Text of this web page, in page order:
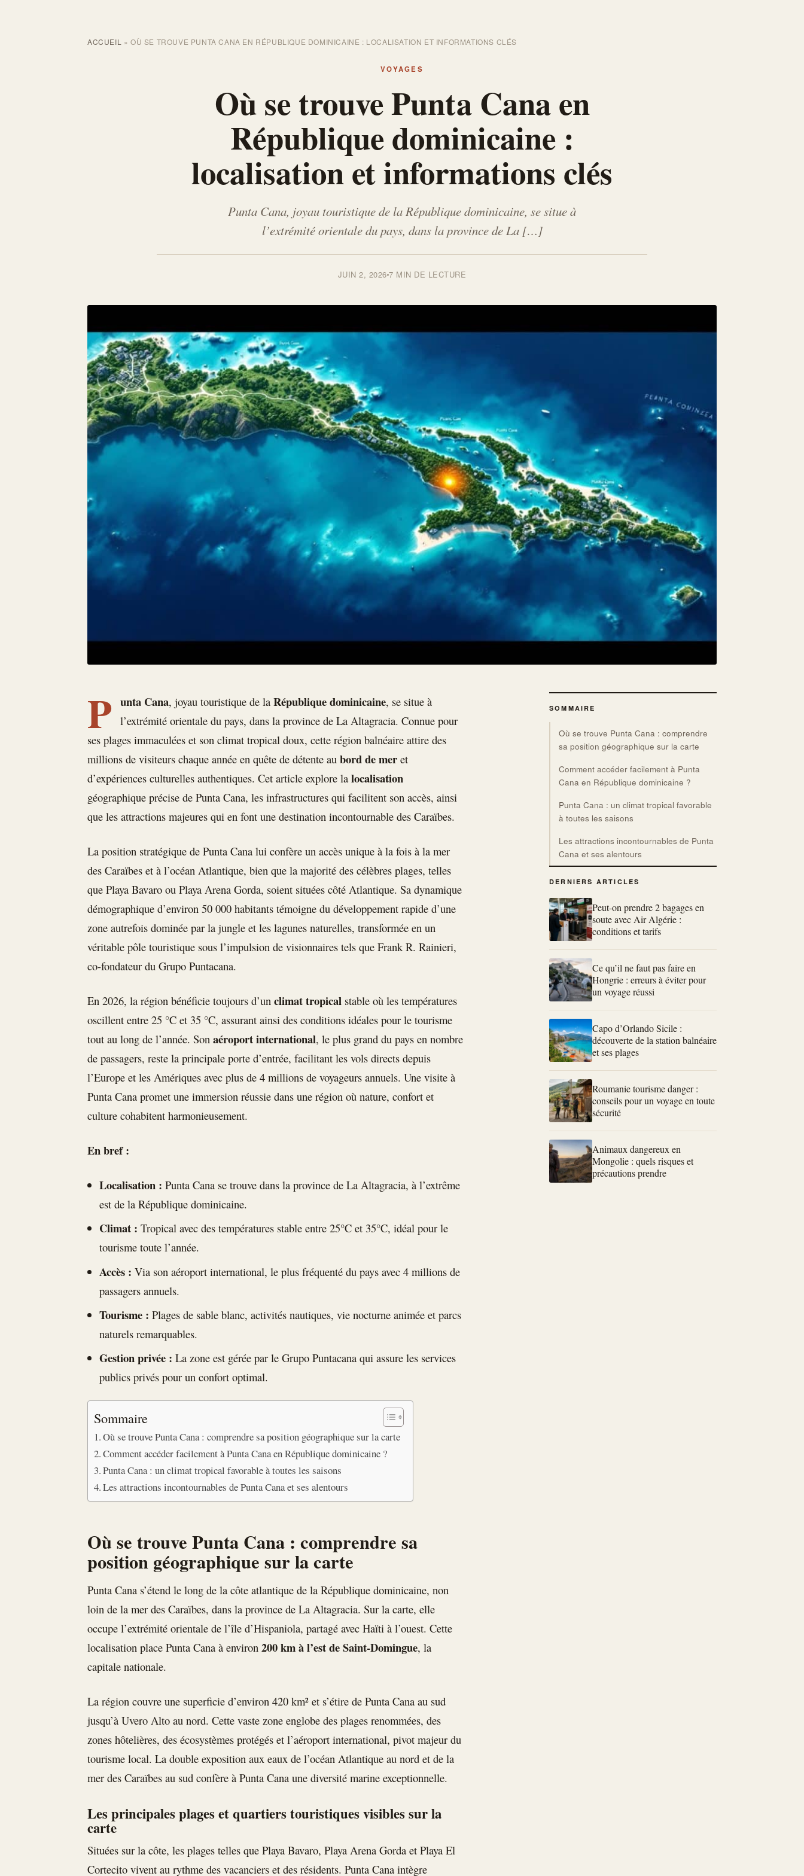
ACCUEIL »OÙ SE TROUVE PUNTA CANA EN RÉPUBLIQUE DOMINICAINE : LOCALISATION ET INFORMATIONS CLÉS
VOYAGES
Où se trouve Punta Cana en
République dominicaine :
localisation et informations clés
Punta Cana, joyau touristique de la République dominicaine, se situe à
l’extrémité orientale du pays, dans la province de La […]
JUIN 2, 2026 7 MIN DE LECTURE
P unta Cana, joyau touristique de la République dominicaine, se situe à
l’extrémité orientale du pays, dans la province de La Altagracia. Connue pour
ses plages immaculées et son climat tropical doux, cette région balnéaire attire des
millions de visiteurs chaque année en quête de détente au bord de mer et
d’expériences culturelles authentiques. Cet article explore la localisation
géographique précise de Punta Cana, les infrastructures qui facilitent son accès, ainsi
que les attractions majeures qui en font une destination incontournable des Caraïbes.
La position stratégique de Punta Cana lui confère un accès unique à la fois à la mer
des Caraïbes et à l’océan Atlantique, bien que la majorité des célèbres plages, telles
que Playa Bavaro ou Playa Arena Gorda, soient situées côté Atlantique. Sa dynamique
démographique d’environ 50 000 habitants témoigne du développement rapide d’une
zone autrefois dominée par la jungle et les lagunes naturelles, transformée en un
véritable pôle touristique sous l’impulsion de visionnaires tels que Frank R. Rainieri,
co-fondateur du Grupo Puntacana.
En 2026, la région bénéficie toujours d’un climat tropical stable où les températures
oscillent entre 25 °C et 35 °C, assurant ainsi des conditions idéales pour le tourisme
tout au long de l’année. Son aéroport international, le plus grand du pays en nombre
de passagers, reste la principale porte d’entrée, facilitant les vols directs depuis
l’Europe et les Amériques avec plus de 4 millions de voyageurs annuels. Une visite à
Punta Cana promet une immersion réussie dans une région où nature, confort et
culture cohabitent harmonieusement.
En bref :
Localisation : Punta Cana se trouve dans la province de La Altagracia, à l’extrême
est de la République dominicaine.
Climat : Tropical avec des températures stable entre 25°C et 35°C, idéal pour le
tourisme toute l’année.
Accès : Via son aéroport international, le plus fréquenté du pays avec 4 millions de
passagers annuels.
Tourisme : Plages de sable blanc, activités nautiques, vie nocturne animée et parcs
naturels remarquables.
Gestion privée : La zone est gérée par le Grupo Puntacana qui assure les services
publics privés pour un confort optimal.
Sommaire
Où se trouve Punta Cana : comprendre sa position géographique sur la carte
Comment accéder facilement à Punta Cana en République dominicaine ?
Punta Cana : un climat tropical favorable à toutes les saisons
Les attractions incontournables de Punta Cana et ses alentours
Où se trouve Punta Cana : comprendre sa
position géographique sur la carte
Punta Cana s’étend le long de la côte atlantique de la République dominicaine, non
loin de la mer des Caraïbes, dans la province de La Altagracia. Sur la carte, elle
occupe l’extrémité orientale de l’île d’Hispaniola, partagé avec Haïti à l’ouest. Cette
localisation place Punta Cana à environ 200 km à l’est de Saint-Domingue, la
capitale nationale.
La région couvre une superficie d’environ 420 km² et s’étire de Punta Cana au sud
jusqu’à Uvero Alto au nord. Cette vaste zone englobe des plages renommées, des
zones hôtelières, des écosystèmes protégés et l’aéroport international, pivot majeur du
tourisme local. La double exposition aux eaux de l’océan Atlantique au nord et de la
mer des Caraïbes au sud confère à Punta Cana une diversité marine exceptionnelle.
Les principales plages et quartiers touristiques visibles sur la
carte
Situées sur la côte, les plages telles que Playa Bavaro, Playa Arena Gorda et Playa El
Cortecito vivent au rythme des vacanciers et des résidents. Punta Cana intègre
SOMMAIRE
Où se trouve Punta Cana : comprendre
sa position géographique sur la carte
Comment accéder facilement à Punta
Cana en République dominicaine ?
Punta Cana : un climat tropical favorable
à toutes les saisons
Les attractions incontournables de Punta
Cana et ses alentours
DERNIERS ARTICLES
Peut-on prendre 2 bagages en
soute avec Air Algérie :
conditions et tarifs
Ce qu’il ne faut pas faire en
Hongrie : erreurs à éviter pour
un voyage réussi
Capo d’Orlando Sicile :
découverte de la station balnéaire
et ses plages
Roumanie tourisme danger :
conseils pour un voyage en toute
sécurité
Animaux dangereux en
Mongolie : quels risques et
précautions prendre